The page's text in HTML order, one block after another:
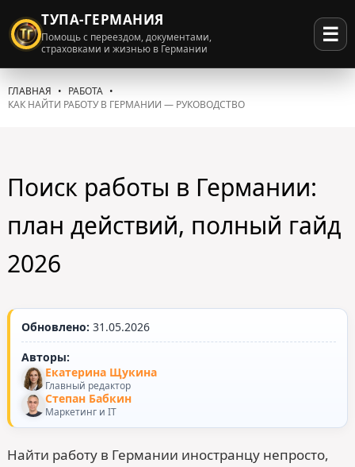
ТУПА-ГЕРМАНИЯ
Помощь с переездом, документами,
страховками и жизнью в Германии
☰
ГЛАВНАЯ
РАБОТА
КАК НАЙТИ РАБОТУ В ГЕРМАНИИ — РУКОВОДСТВО
Поиск работы в Германии:
план действий, полный гайд
2026
Обновлено: 31.05.2026
Авторы:
Екатерина Щукина
Главный редактор
Степан Бабкин
Маркетинг и IT
Найти работу в Германии иностранцу непросто,